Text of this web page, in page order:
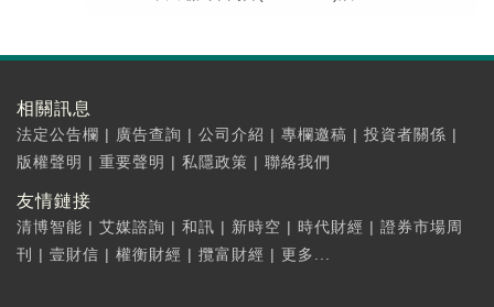
相關訊息
法定公告欄 | 廣告查詢 | 公司介紹 | 專欄邀稿 | 投資者關係 |
版權聲明 | 重要聲明 | 私隱政策 | 聯絡我們
友情鏈接
清博智能 | 艾媒諮詢 | 和訊 | 新時空 | 時代財經 | 證券市場周
刊
| 壹財信 | 權衡財經 | 攬富財經 | 更多...